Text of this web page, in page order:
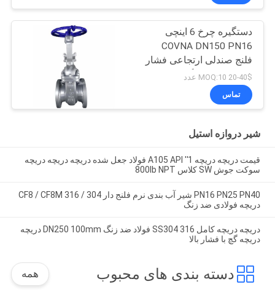
دستگیره چرخ 6 اینچی
COVNA DN150 PN16
فلنج صندلی ارتجاعی فشار
بالا فولاد ضد زنگ 316
20-40$ MOQ:10 عدد
تماس
شیر دروازه استیل
قیمت دریچه دریچه 1'' A105 API فولاد جعل شده دریچه دریچه دریچه
سوکت جوش SW کلاس 800lb NPT
PN16 PN25 PN40 شیر آب بندی نرم فلنج دار 304 / 316 CF8 / CF8M
دریچه فولادی ضد زنگ
دریچه دریچه کامل SS304 316 فولاد ضد زنگ DN250 100mm دریچه
دریچه گچ با فشار بالا
دسته بندی های محبوب همه